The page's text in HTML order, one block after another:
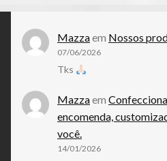
Mazzaem Nossos
07/06/2026
Tks
Mazzaem
encomenda,
você.
14/01/2026